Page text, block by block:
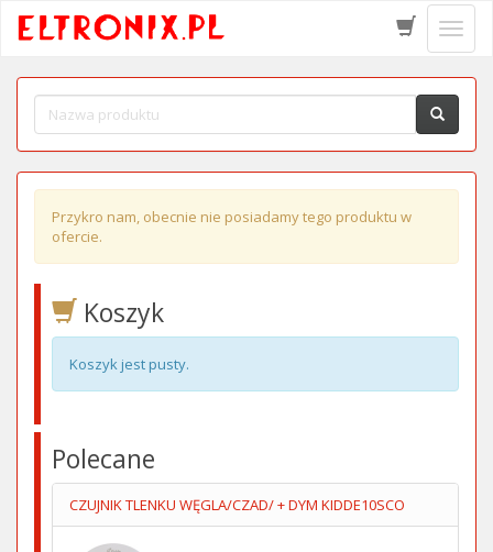
menu
Przykro nam, obecnie nie posiadamy tego produktu w
ofercie.
Koszyk
Koszyk jest pusty.
Polecane
CZUJNIK TLENKU WĘGLA/CZAD/ + DYM KIDDE10SCO